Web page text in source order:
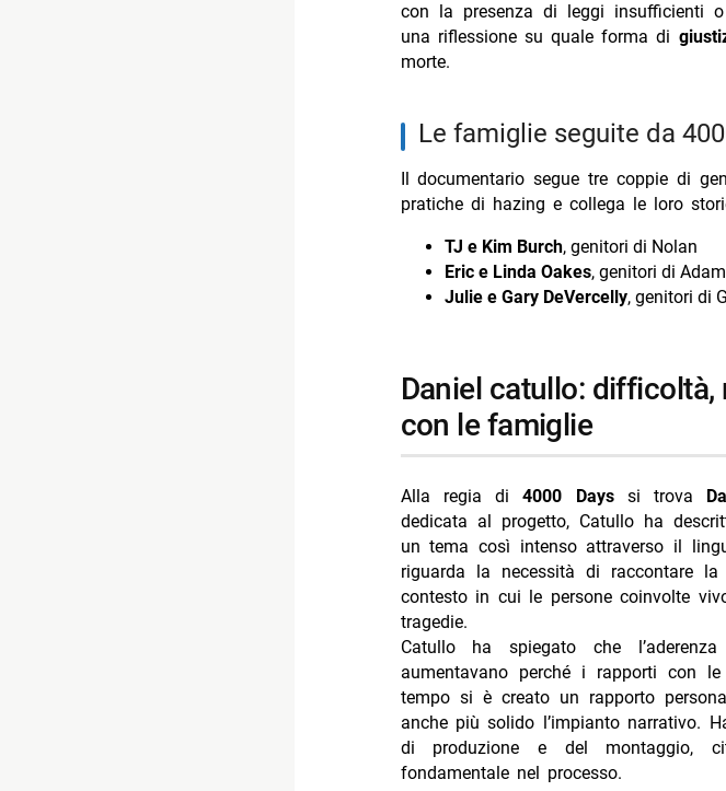
- Ascolti TV 5 agosto 2026 Oppenheimer
con la presenza di leggi insufficienti
una riflessione su quale forma di
morte.
le famiglie seguite da
Il documentario segue tre coppie di
pratiche di hazing e collega le loro
TJ e Kim Burch, genitori di Nolan
Eric e Linda Oakes, genitori di Adam
Julie e Gary DeVercelly, genitori di
daniel catullo: difficoltà, responsabilità e legami
con le famiglie
Alla regia di4000 Dayssi trova
dedicata al progetto, Catullo ha
un tema così intenso attraverso il
riguarda la necessità di raccontare
contesto in cui le persone coinvolte
tragedie.
Catullo ha spiegato che
aumentavano perché i rapporti con
tempo si è creato un rapporto
anche più solido l’impianto narrativo.
di produzione e del montaggio,
fondamentale nel processo.